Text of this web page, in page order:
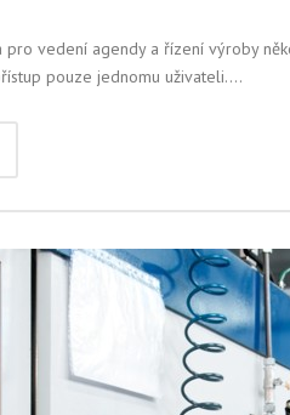
pro vedení agendy a řízení výroby
pouze jednomu uživateli....